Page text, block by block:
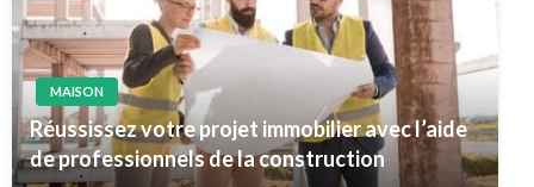
MAISON
Réussissez votre projet immobilier avec l’aide
de professionnels de la construction